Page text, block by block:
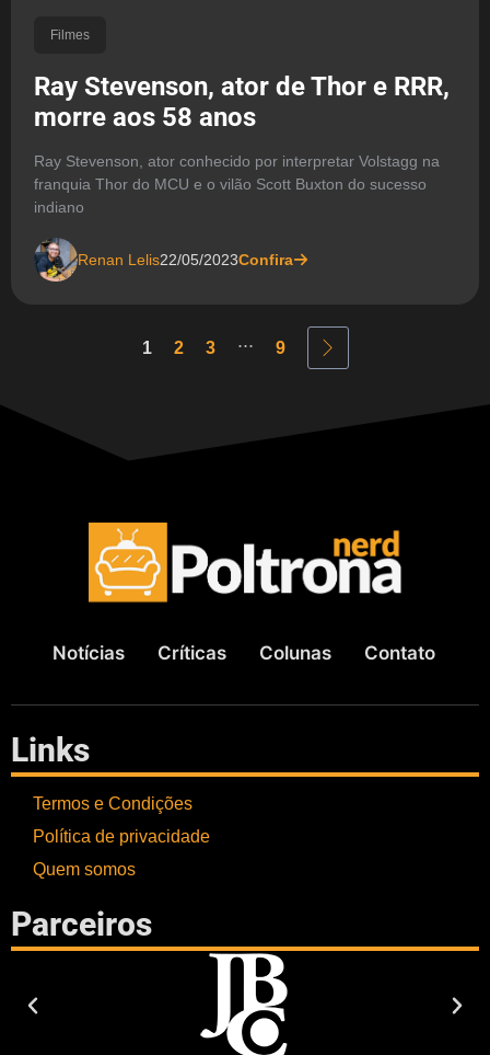
Filmes
Ray Stevenson, ator de Thor e RRR,
morre aos 58 anos
Ray Stevenson, ator conhecido por interpretar Volstagg na
franquia Thor do MCU e o vilão Scott Buxton do sucesso
indiano
Renan Lelis22/05/2023Confira
1 2 3 ... 9
Notícias Críticas Colunas Contato
Links
Termos e Condições
Política de privacidade
Quem somos
Parceiros